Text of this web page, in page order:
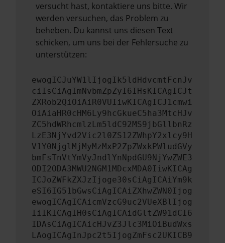
versucht hast, kontaktiere uns bitte. Wir
werden versuchen, das Problem zu
beheben. Du kannst uns diesen Text
schicken, um uns bei der Fehlersuche zu
unterstützen:
ewogICJuYW1lIjogIk5ldHdvcmtFcnJv
ciIsCiAgImNvbmZpZyI6IHsKICAgICJt
ZXRob2QiOiAiR0VUIiwKICAgICJ1cmwi
OiAiaHR0cHM6Ly9hcGkueC5ha3MtcHJv
ZC5hdWRhcmlzLm5ldC92MS9jbGllbnRz
LzE3NjYvd2Vic2l0ZS12ZWhpY2xlcy9H
V1Y0NjglMjMyMzMxP2ZpZWxkPWludGVy
bmFsTnVtYmVyJndlYnNpdGU9NjYwZWE3
ODI2ODA3MWU2NGM1MDcxMDA0IiwKICAg
ICJoZWFkZXJzIjoge30sCiAgICAiYm9k
eSI6IG51bGwsCiAgICAiZXhwZWN0Ijog
ewogICAgICAicmVzcG9uc2VUeXBlIjog
IiIKICAgIH0sCiAgICAidGltZW91dCI6
IDAsCiAgICAicHJvZ3Jlc3MiOiBudWxs
LAogICAgInJpc2t5IjogZmFsc2UKICB9